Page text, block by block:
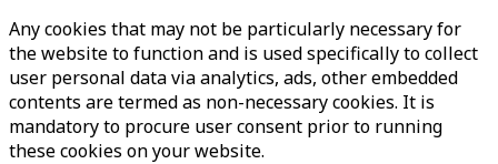
Any cookies that may not be particularly necessary for
the website to function and is used specifically to collect
user personal data via analytics, ads, other embedded
contents are termed as non-necessary cookies. It is
mandatory to procure user consent prior to running
these cookies on your website.